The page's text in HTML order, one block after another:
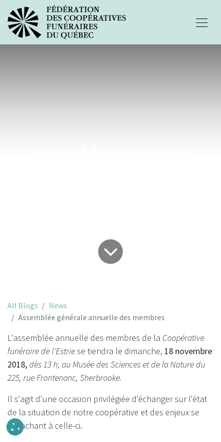
All Blogs
News
Assemblée générale annuelle des membres
L'assemblée annuelle des membres de la Coopérative
funéraire de l'Estriese tiendra le dimanche, 18 novembre
2018,dès 13 h, au Musée des Sciences et de la Nature du
225, rue Frontenanc, Sherbrooke.
Il s'agit d'une occasion privilégiée d'échanger sur l'état
de la situation de notre coopérative et des enjeux se
rattachant à celle-ci.